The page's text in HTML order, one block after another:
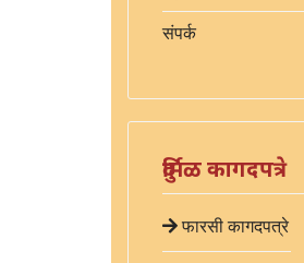
संपर्क
दुर्मिळ कागदपत्रे
फारसी कागदपत्रे